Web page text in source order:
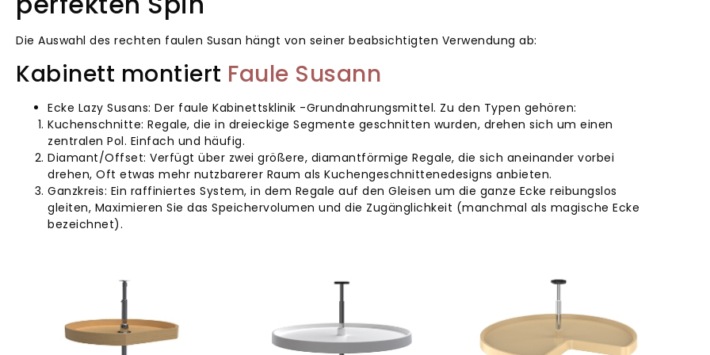
Die Auswahl des rechten faulen Susan hängt von seiner beabsichtigten Verwendung ab:
Kabinett montiert Faule Susann
Ecke Lazy Susans: Der faule Kabinettsklinik -Grundnahrungsmittel. Zu den Typen gehören:
Kuchenschnitte: Regale, die in dreieckige Segmente geschnitten wurden, drehen sich um einen
zentralen Pol. Einfach und häufig.
Diamant/Offset: Verfügt über zwei größere, diamantförmige Regale, die sich aneinander vorbei
drehen, Oft etwas mehr nutzbarerer Raum als Kuchengeschnittenedesigns anbieten.
Ganzkreis: Ein raffiniertes System, in dem Regale auf den Gleisen um die ganze Ecke reibungslos
gleiten, Maximieren Sie das Speichervolumen und die Zugänglichkeit (manchmal als magische Ecke
bezeichnet).